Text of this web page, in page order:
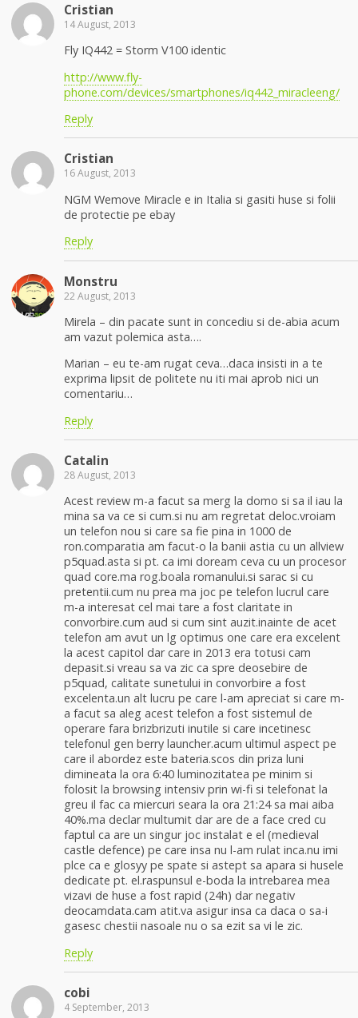
Cristian
14 August, 2013
Fly IQ442 = Storm V100 identic
http://www.fly-
phone.com/devices/smartphones/iq442_miracleeng/
Reply
Cristian
16 August, 2013
NGM Wemove Miracle e in Italia si gasiti huse si folii
de protectie pe ebay
Reply
Monstru
22 August, 2013
Mirela – din pacate sunt in concediu si de-abia acum
am vazut polemica asta….
Marian – eu te-am rugat ceva…daca insisti in a te
exprima lipsit de politete nu iti mai aprob nici un
comentariu…
Reply
Catalin
28 August, 2013
Acest review m-a facut sa merg la domo si sa il iau la
mina sa va ce si cum.si nu am regretat deloc.vroiam
un telefon nou si care sa fie pina in 1000 de
ron.comparatia am facut-o la banii astia cu un allview
p5quad.asta si pt. ca imi doream ceva cu un procesor
quad core.ma rog.boala romanului.si sarac si cu
pretentii.cum nu prea ma joc pe telefon lucrul care
m-a interesat cel mai tare a fost claritate in
convorbire.cum aud si cum sint auzit.inainte de acet
telefon am avut un lg optimus one care era excelent
la acest capitol dar care in 2013 era totusi cam
depasit.si vreau sa va zic ca spre deosebire de
p5quad, calitate sunetului in convorbire a fost
excelenta.un alt lucru pe care l-am apreciat si care m-
a facut sa aleg acest telefon a fost sistemul de
operare fara brizbrizuti inutile si care incetinesc
telefonul gen berry launcher.acum ultimul aspect pe
care il abordez este bateria.scos din priza luni
dimineata la ora 6:40 luminozitatea pe minim si
folosit la browsing intensiv prin wi-fi si telefonat la
greu il fac ca miercuri seara la ora 21:24 sa mai aiba
40%.ma declar multumit dar are de a face cred cu
faptul ca are un singur joc instalat e el (medieval
castle defence) pe care insa nu l-am rulat inca.nu imi
plce ca e glosyy pe spate si astept sa apara si husele
dedicate pt. el.raspunsul e-boda la intrebarea mea
vizavi de huse a fost rapid (24h) dar negativ
deocamdata.cam atit.va asigur insa ca daca o sa-i
gasesc chestii nasoale nu o sa ezit sa vi le zic.
Reply
cobi
4 September, 2013